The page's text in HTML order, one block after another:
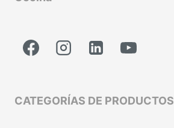
CATEGORÍAS DE PRODUCTOS